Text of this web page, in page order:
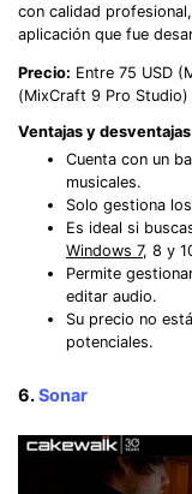
con calidad
aplicación que fue
Precio: Entre 75 USD
(MixCraft 9 Pro Studio)
Ventajas y
Cuenta con un
musicales.
Solo gestiona
Es ideal si
Windows 7, 8 y
Permite
editar audio.
Su precio no
potenciales.
6.Sonar